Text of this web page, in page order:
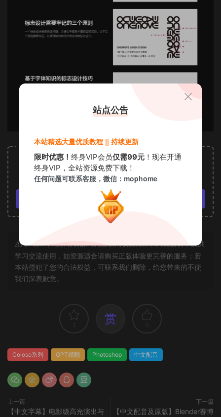
资源下载
下载价格 8金币
VIP免费
立即购买
声明：本站所有资源均为互联网收集而来和网友投稿，仅供
学习交流使用，如资源适合请购买正版体验更完善的服务；若
本站侵犯了您的合法权益，可联系我们删除，给您带来的不便
我们深表歉意。
赏
Coloso系列 GPT精翻 Photoshop 中文配音
上一篇
【中文字幕】电影级高光演出与
下一篇
【中文配音及原版】Blender赛博
站点公告
本站精选大量优质教程 || 持续更新
限时优惠！ 终身VIP会员仅需99元 ！现在开通
终身VIP，全站资源免费下载！
任何问题可联系客服，微信：mophome